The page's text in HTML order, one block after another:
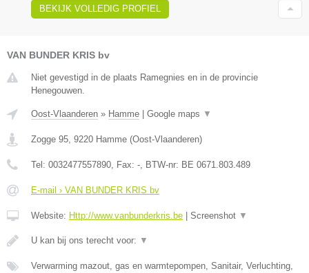
BEKIJK VOLLEDIG PROFIEL
VAN BUNDER KRIS bv
Niet gevestigd in de plaats Ramegnies en in de provincie
Henegouwen.
Oost-Vlaanderen » Hamme Google maps ▼
Zogge 95, 9220 Hamme (Oost-Vlaanderen)
Tel: 0032477557890, Fax: -, BTW-nr: BE 0671.803.489
E-mail › VAN BUNDER KRIS bv
Website: Http://www.vanbunderkris.be Screenshot ▼
U kan bij ons terecht voor: ▼
Verwarming mazout, gas en warmtepompen, Sanitair, Verluchting,